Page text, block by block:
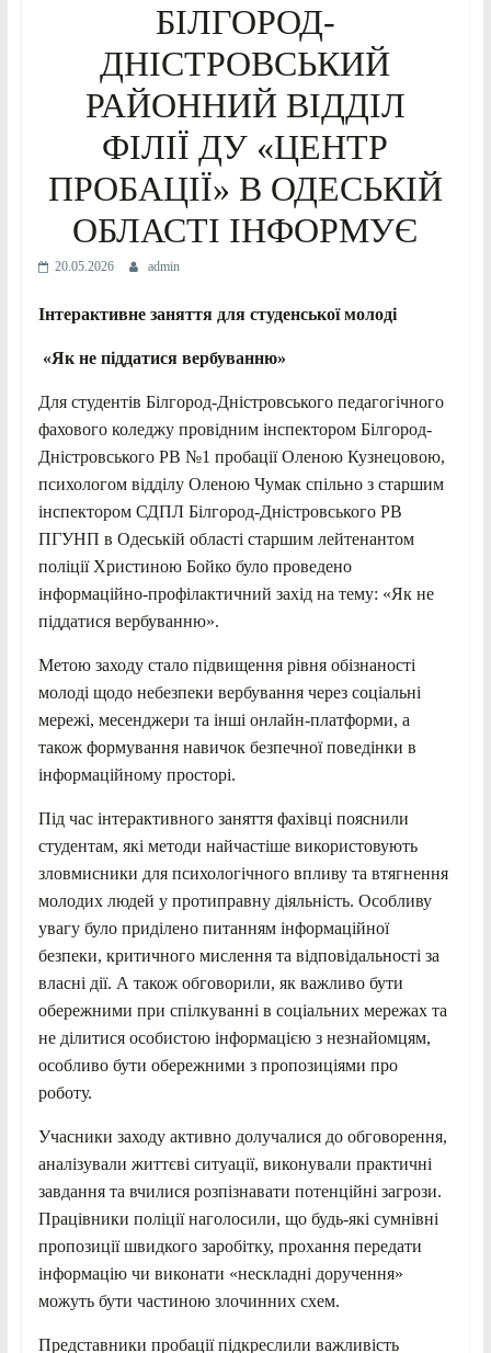
БІЛГОРОД-
ДНІСТРОВСЬКИЙ
РАЙОННИЙ ВІДДІЛ
ФІЛІЇ ДУ «ЦЕНТР
ПРОБАЦІЇ» В ОДЕСЬКІЙ
ОБЛАСТІ ІНФОРМУЄ
20.05.2026 admin
Інтерактивне заняттядля студенської молоді
«Як не піддатися вербуванню»
Для студентів Білгород-Дністровського педагогічного
фахового коледжу провідним інспектором Білгород-
Дністровського РВ №1 пробації Оленою Кузнецовою,
психологом відділу Оленою Чумак спільно з старшим
інспектором СДПЛ Білгород-Дністровського РВ
ПГУНП в Одеській області старшим лейтенантом
поліції Христиною Бойко було проведено
інформаційно-профілактичний захід на тему: «Як не
піддатися вербуванню».
Метою заходу стало підвищення рівня обізнаності
молоді щодо небезпеки вербування через соціальні
мережі, месенджери та інші онлайн-платформи, а
також формування навичок безпечної поведінки в
інформаційному просторі.
Під час інтерактивного заняття фахівці пояснили
студентам, які методи найчастіше використовують
зловмисники для психологічного впливу та втягнення
молодих людей у протиправну діяльність. Особливу
увагу було приділено питанням інформаційної
безпеки, критичного мислення та відповідальності за
власні дії. А також обговорили, як важливо бути
обережними при спілкуванні в соціальних мережах та
не ділитися особистою інформацією з незнайомцям,
особливо бути обережними з пропозиціями про
роботу.
Учасники заходу активно долучалися до обговорення,
аналізували життєві ситуації, виконували практичні
завдання та вчилися розпізнавати потенційні загрози.
Працівники поліції наголосили, що будь-які сумнівні
пропозиції швидкого заробітку, прохання передати
інформацію чи виконати «нескладні доручення»
можуть бути частиною злочинних схем.
Представники пробації підкреслили важливість